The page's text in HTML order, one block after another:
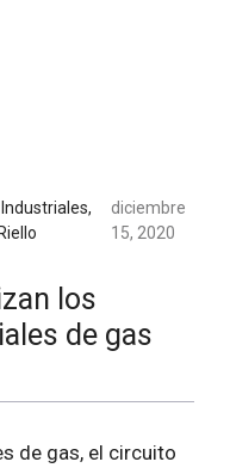
,
diciembre
15, 2020
los
de gas
de gas, el circuito